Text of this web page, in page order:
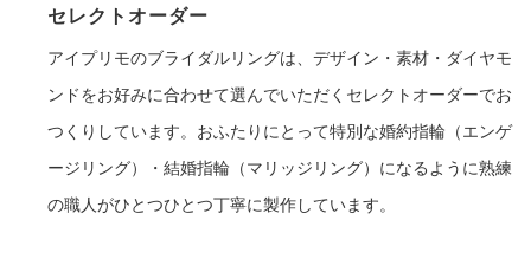
セレクトオーダー
アイプリモのブライダルリングは、デザイン・素材・ダイヤモ
ンドをお好みに合わせて選んでいただくセレクトオーダーでお
つくりしています。おふたりにとって特別な婚約指輪（エンゲ
ージリング）・結婚指輪（マリッジリング）になるように熟練
の職人がひとつひとつ丁寧に製作しています。